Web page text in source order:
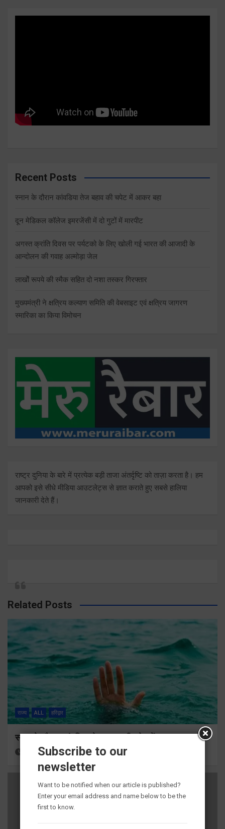
Recent Posts
स्नान के दौरान कांवडिया तेज बहाव की चपेट में आकर बहा
दून मेडिकल कॉलेज इमरजेंसी में दो गुटों में मारपीट
अगस्त क्रांति दिवस पर पर्यटको के लिए खोली गई भारत की आजादी के
आन्दोलन की गवाह अल्मोड़ा जेल
लाखोें रूपये की स्मैक सहित दो नशा तस्कर गिरफ्तार
मुख्यमंत्री ने क्षत्रिय कल्याण समिति की वेबसाइट एवं क्षत्रिय जागरण
स्मारिका का किया विमोचन
राष्ट्र दुनिया के बारे में प्रत्येक बड़ी ताजा अंतर्दृष्टि को ताज़ा करता है। हम
आपको इसे सीधे मीडिया आउटलेट्स से ज्ञात कराते हुए सबसे हालिया
जानकारी देते हैं।
Related Posts
राज्य ALL हरिद्वार
स्नान के दौरान कांवडिया तेज बहाव की चपेट में आकर बहा
2 minutes ago Viri Gairola
Subscribe to our
newsletter
Want to be notified when our article is published?
Enter your email address and name below to be the
first to know.